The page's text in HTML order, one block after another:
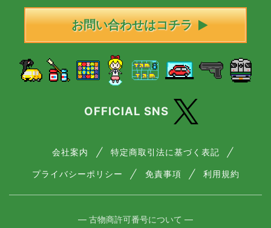
お問い合わせはコチラ
OFFICIAL SNS
会社案内 特定商取引法に基づく表記
プライバシーポリシー 免責事項 利用規約
― 古物商許可番号について ―